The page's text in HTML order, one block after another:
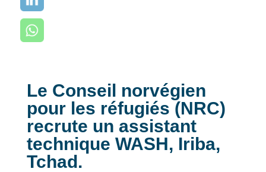
Le Conseil norvégien
pour les réfugiés (NRC)
recrute un assistant
technique WASH, Iriba,
Tchad.